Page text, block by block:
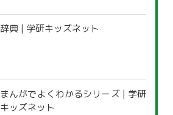
辞典 | 学研キッズネット
まんがでよくわかるシリーズ | 学研
キッズネット